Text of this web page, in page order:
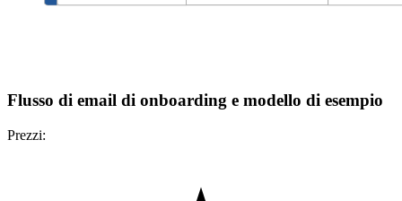
Flusso di email di onboarding e modello di esempio
Prezzi: